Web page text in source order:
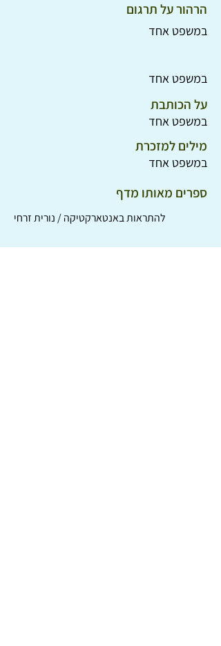
הרהור על תרגום
במשפט אחד
במשפט אחד
על הכותבת
במשפט אחד
מילים למזכרת
במשפט אחד
ספרים מאותו מדף
להתראות באנטארקטיקה / נורית זרחי
לאבד ולמצוא / אוליבר ג'פרס